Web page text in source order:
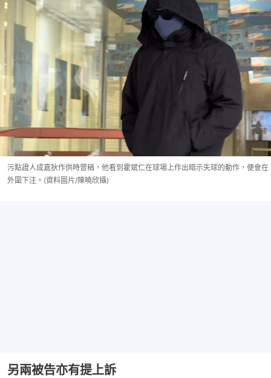
污點證人成嘉狄作供時曾稱，他看到霍斌仁在球場上作出暗示失球的動作，便會在
外圍下注。(資料圖片/陳曉欣攝)
另兩被告亦有提上訴